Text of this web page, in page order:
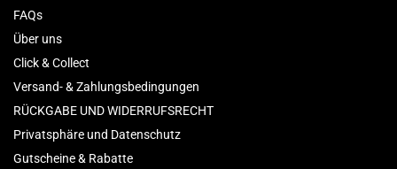
FAQs
Über uns
Click & Collect
Versand- & Zahlungsbedingungen
RÜCKGABE UND WIDERRUFSRECHT
Privatsphäre und Datenschutz
Gutscheine & Rabatte